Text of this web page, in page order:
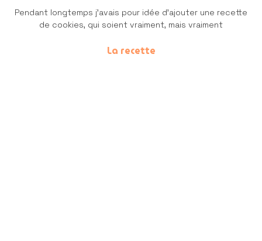
Pendant longtemps j’avais pour idée d’ajouter une recette
de cookies, qui soient vraiment, mais vraiment
La recette